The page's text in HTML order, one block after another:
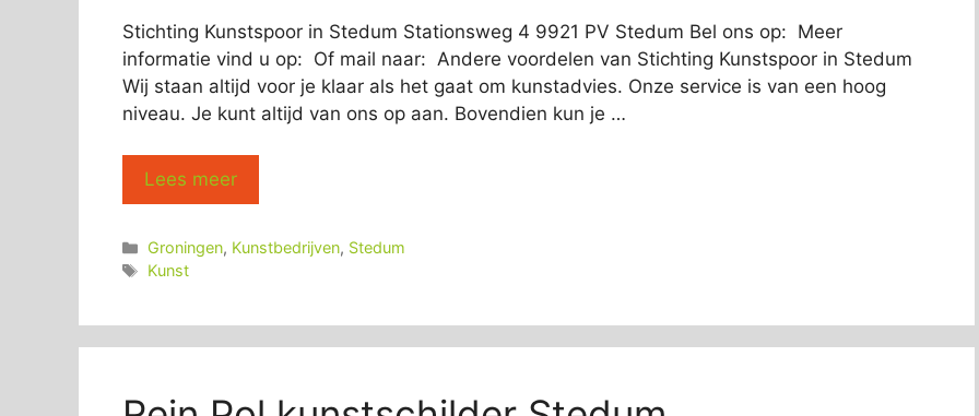
Stichting Kunstspoor in Stedum Stationsweg 4 9921 PV Stedum Bel ons op: Meer
informatie vind u op: Of mail naar: Andere voordelen van Stichting Kunstspoor in Stedum
Wij staan altijd voor je klaar als het gaat om kunstadvies. Onze service is van een hoog
niveau. Je kunt altijd van ons op aan. Bovendien kun je …
Lees meer
Categorieën
Groningen, Kunstbedrijven, Stedum
Tags
Kunst